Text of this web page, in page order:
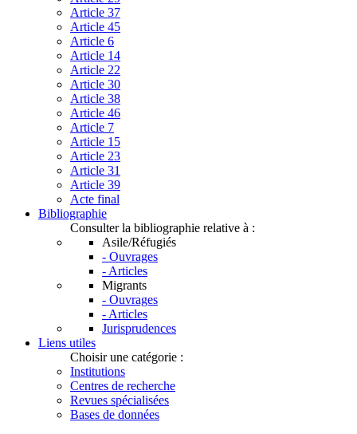
Article 37
Article 45
Article 6
Article 14
Article 22
Article 30
Article 38
Article 46
Article 7
Article 15
Article 23
Article 31
Article 39
Acte final
Bibliographie
Consulter la bibliographie relative à :
Asile/Réfugiés
- Ouvrages
- Articles
Migrants
- Ouvrages
- Articles
Jurisprudences
Liens utiles
Choisir une catégorie :
Institutions
Centres de recherche
Revues spécialisées
Bases de données